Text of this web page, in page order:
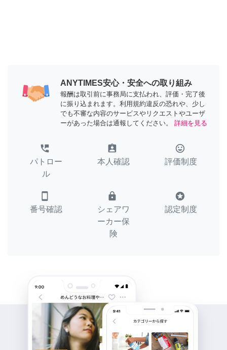
ANYTIMES安心・安全への取り組み
報酬は取引前に事務局に支払われ、評価・完了後
に振り込まれます。利用規約違反の恐れや、少し
でも不審な内容のサービスやリクエストやユーザ
ーがあった場合は通報してください。
詳細を見る
perm_phone_msg
パトロー
ル
assignment_ind
本人確認
tag_faces
評価制度
smartphone
番号確認
lock
シェアワ
ーカー保
険
stars
認定制度